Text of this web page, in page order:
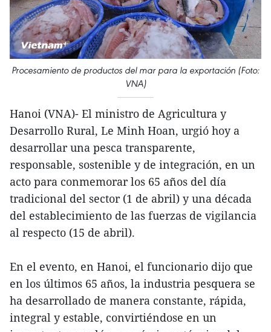
Procesamiento de productos del mar para la exportación (Foto:
VNA)
Hanoi (VNA)- El ministro de Agricultura y
Desarrollo Rural, Le Minh Hoan, urgió hoy a
desarrollar una pesca transparente,
responsable, sostenible y de integración, en un
acto para conmemorar los 65 años del día
tradicional del sector (1 de abril) y una década
del establecimiento de las fuerzas de vigilancia
al respecto (15 de abril).
En el evento, en Hanoi, el funcionario dijo que
en los últimos 65 años, la industria pesquera se
ha desarrollado de manera constante, rápida,
integral y estable, convirtiéndose en un